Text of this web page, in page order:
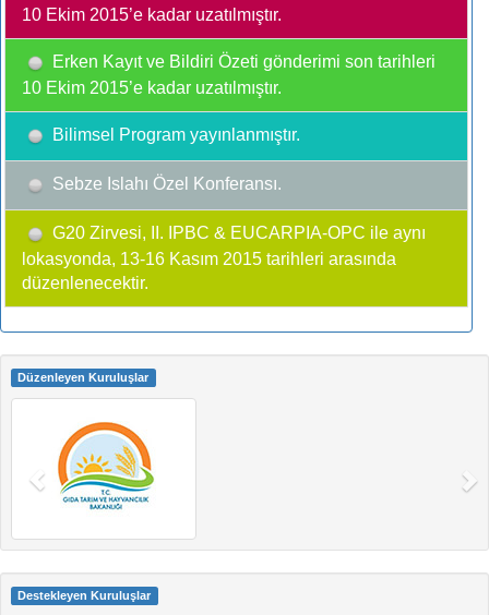
10 Ekim 2015’e kadar uzatılmıştır.
Erken Kayıt ve Bildiri Özeti gönderimi son tarihleri
10 Ekim 2015’e kadar uzatılmıştır.
Bilimsel Program yayınlanmıştır.
Sebze Islahı Özel Konferansı.
G20 Zirvesi, II. IPBC & EUCARPIA-OPC ile aynı
lokasyonda, 13-16 Kasım 2015 tarihleri arasında
düzenlenecektir.
Düzenleyen Kuruluşlar
Destekleyen Kuruluşlar